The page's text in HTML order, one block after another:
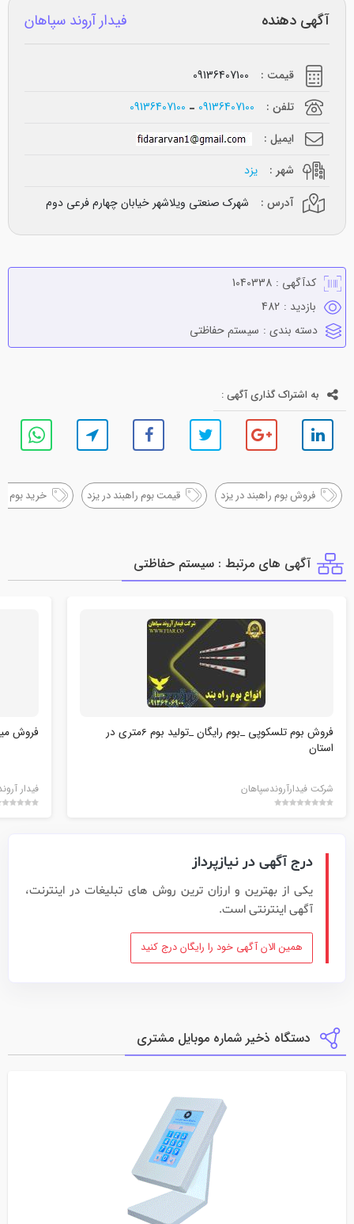
آگهی دهنده فیدار آروند سپاهان
قیمت :
09136407100
تلفن :
09136407100
09136407100
ایمیل :
شهر :
یزد
آدرس :
شهرک صنعتی ویلاشهر خیابان چهارم فرعی دوم
کدآگهی : 1040338
بازدید : 482
دسته بندی : سيستم حفاظتي
به اشتراک گذاری آگهی :
فروش بوم راهبند در یزد قیمت بوم راهبند در یزد خرید بوم
آگهی های مرتبط : سيستم حفاظتي
فروش بوم تلسکوپی _بوم رایگان _تولید بوم 6متری در
استان
شرکت فیدارآروندسپاهان
فروش
فیدار
درج آگهی در نیازپرداز
یکی از بهترین و ارزان ترین روش های تبلیغات در اینترنت،
آگهی اینترنتی است.
همین الان آگهی خود را رایگان درج کنید
دستگاه ذخیر شماره موبایل مشتری